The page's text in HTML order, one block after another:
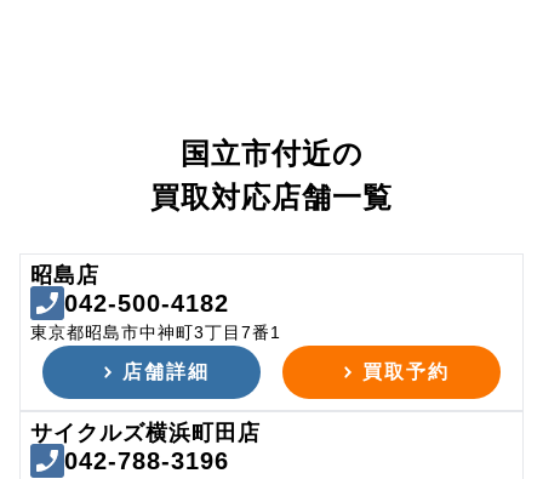
国立市付近の
買取対応店舗一覧
昭島店
042-500-4182
東京都昭島市中神町3丁目7番1
店舗詳細 買取予約
サイクルズ横浜町田店
042-788-3196